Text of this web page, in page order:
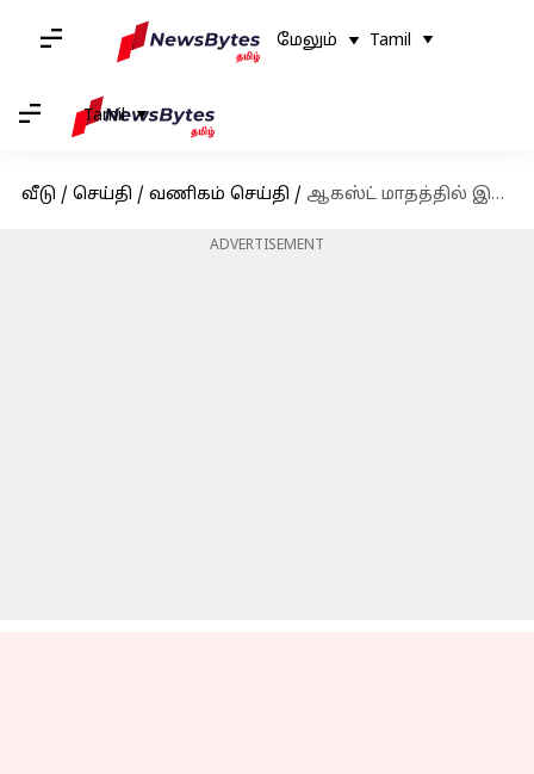
மேலும் Tamil
Tamil
வீடு / செய்தி / வணிகம் செய்தி / ஆகஸ்ட் மாதத்தில் இந்தியாவின் சில்லறைப் பணவீக்கம் 2.07% ஆக உயர்வு; உணவுப் பணவீக்கத்திலும் மாற்றம்
ADVERTISEMENT